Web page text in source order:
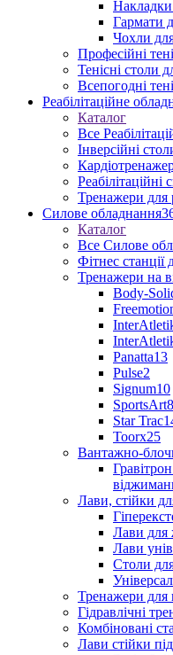
Накладки
Гармати
Чохли
Професійні
Тенісні столи
Всепогодні
Реабілітаційне
Каталог
Все
Інверсійні
Реабілітаційні
Тренажери для
Силове обладнання
Каталог
Все Силове
Фітнес станції
Тренажери на
Body-
Panatta13
Pulse2
Signum10
SportsArt8
Star Trac
Toorx25
Вантажно-
Лави, стійки
Лави
Лави
Столи
Тренажери для
Гідравлічні
Комбіновані
Лави стійки